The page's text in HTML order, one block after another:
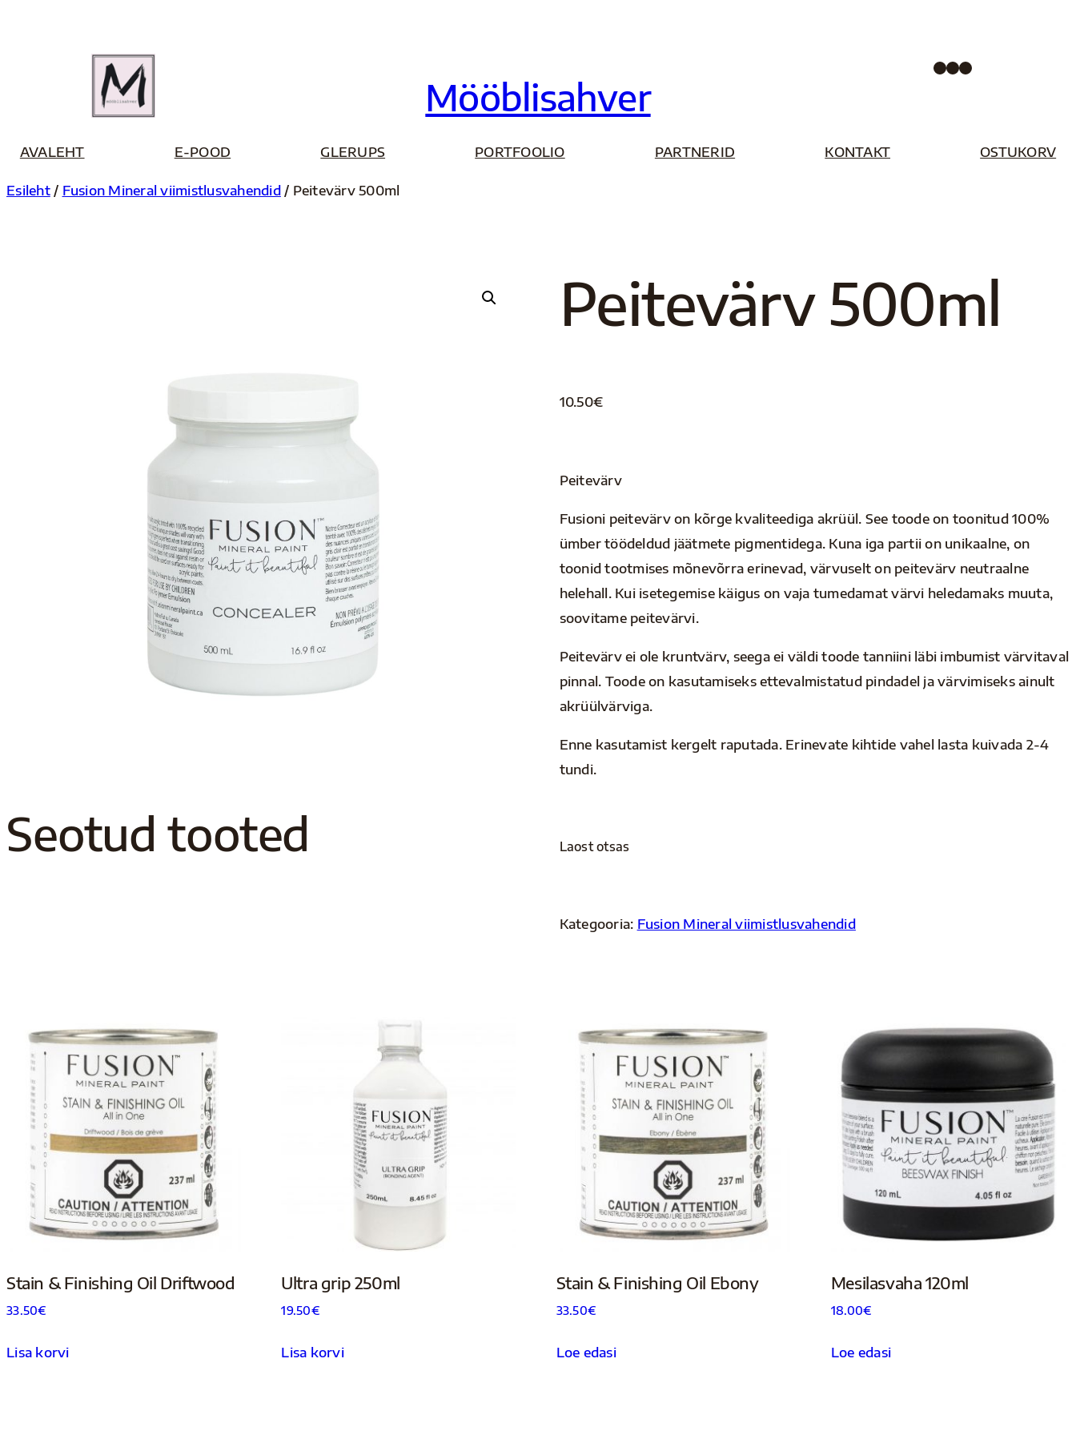
Mööblisahver
Facebook InstagramPinterest
AVALEHT E-POOD GLERUPS PORTFOOLIO PARTNERID KONTAKT OSTUKORV
Esileht/ Fusion Mineral viimistlusvahendid/ Peitevärv 500ml
Peitevärv 500ml
10.50€
Peitevärv
Fusioni peitevärv on kõrge kvaliteediga akrüül. See toode on toonitud 100%
ümber töödeldud jäätmete pigmentidega. Kuna iga partii on unikaalne, on
toonid tootmises mõnevõrra erinevad, värvuselt on peitevärv neutraalne
helehall. Kui isetegemise käigus on vaja tumedamat värvi heledamaks muuta,
soovitame peitevärvi.
Peitevärv ei ole kruntvärv, seega ei väldi toode tanniini läbi imbumist värvitaval
pinnal. Toode on kasutamiseks ettevalmistatud pindadel ja värvimiseks ainult
akrüülvärviga.
Enne kasutamist kergelt raputada. Erinevate kihtide vahel lasta kuivada 2-4
tundi.
Laost otsas
Kategooria: Fusion Mineral viimistlusvahendid
Seotud tooted
Stain & Finishing Oil Driftwood
33.50€
Lisa korvi
Ultra grip 250ml
19.50€
Lisa korvi
Stain & Finishing Oil Ebony
33.50€
Loe edasi
Mesilasvaha 120ml
18.00€
Loe edasi